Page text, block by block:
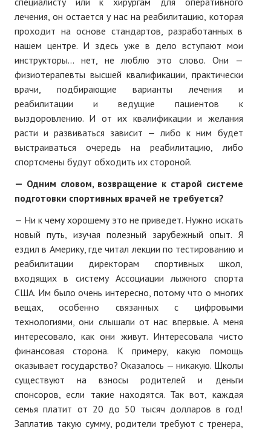
лечения, он остается у нас на реабилитацию, которая
проходит на основе стандартов, разработанных в
нашем центре. И здесь уже в дело вступают мои
инструкторы... нет, не люблю это слово. Они —
физиотерапевты высшей квалификации, практически
врачи, подбирающие варианты лечения и
реабилитации и ведущие пациентов к
выздоровлению. И от их квалификации и желания
расти и развиваться зависит — либо к ним будет
выстраиваться очередь на реабилитацию, либо
спортсмены будут обходить их стороной.
— Одним словом, возвращение к старой системе
подготовки спортивных врачей не требуется?
— Ни к чему хорошему это не приведет. Нужно искать
новый путь, изучая полезный зарубежный опыт. Я
ездил в Америку, где читал лекции по тестированию и
реабилитации директорам спортивных школ,
входящих в систему Ассоциации лыжного спорта
США. Им было очень интересно, потому что о многих
вещах, особенно связанных с цифровыми
технологиями, они слышали от нас впервые. А меня
интересовало, как они живут. Интересовала чисто
финансовая сторона. К примеру, какую помощь
оказывает государство? Оказалось — никакую. Школы
существуют на взносы родителей и деньги
спонсоров, если такие находятся. Так вот, каждая
семья платит от 20 до 50 тысяч долларов в год!
Заплатив такую сумму, родители требуют с тренера,